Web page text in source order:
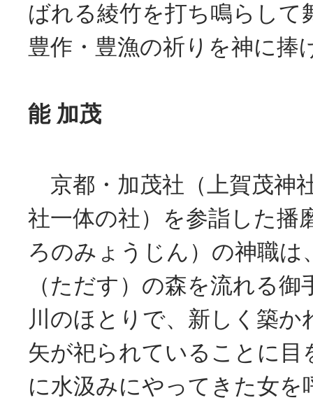
ばれる綾竹を打ち鳴らして
豊作・豊漁の祈りを神に捧
能 加茂
京都・加茂社（上賀茂神
社一体の社）を参詣した播
ろのみょうじん）の神職は
（ただす）の森を流れる
川のほとりで、新しく築か
矢が祀られていることに目
に水汲みにやってきた女を